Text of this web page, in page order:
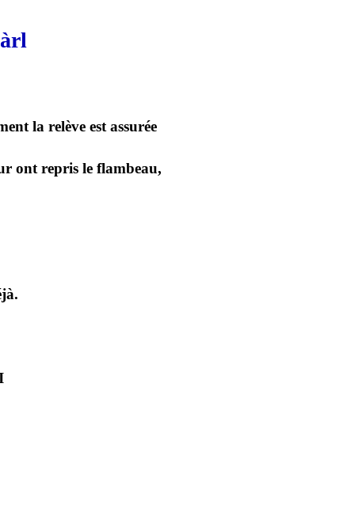
la relève est assurée
ont repris le flambeau,